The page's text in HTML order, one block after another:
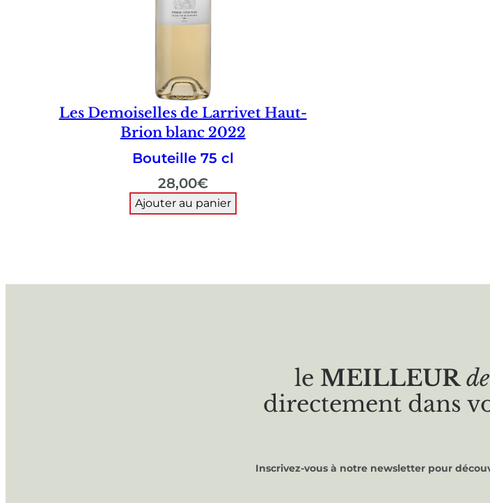
Les Demoiselles de Larrivet Haut-
Brion blanc 2022
Bouteille 75 cl
28,00€
Ajouter au panier
le MEILLEUR
directement dans
Inscrivez-vous à notre newsletter pour